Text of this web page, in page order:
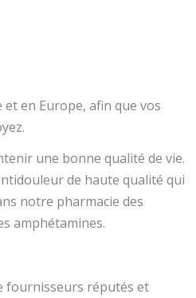
en Europe, afin que vos
une bonne qualité de vie.
de haute qualité qui
notre pharmacie des
amphétamines.
fournisseurs réputés et